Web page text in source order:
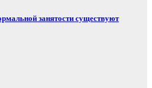
занятости существуют